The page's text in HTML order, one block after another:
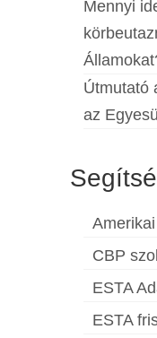
Mennyi
Útmutató
az
CBP
ESTA
ESTA